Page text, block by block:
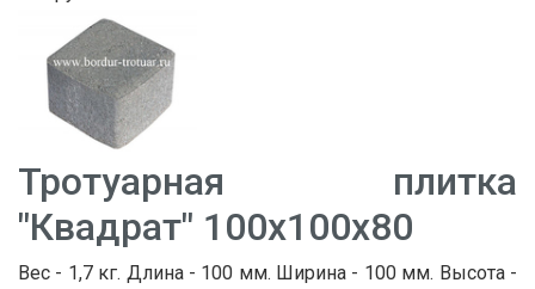
Тротуарная плитка
"Квадрат" 100х100х80
Вес - 1,7 кг. Длина - 100 мм. Ширина - 100 мм. Высота -